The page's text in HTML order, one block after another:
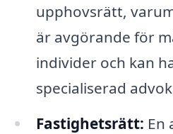
upphovsrätt,
är avgörande för
individer och kan
specialiserad
Fastighetsrätt: En